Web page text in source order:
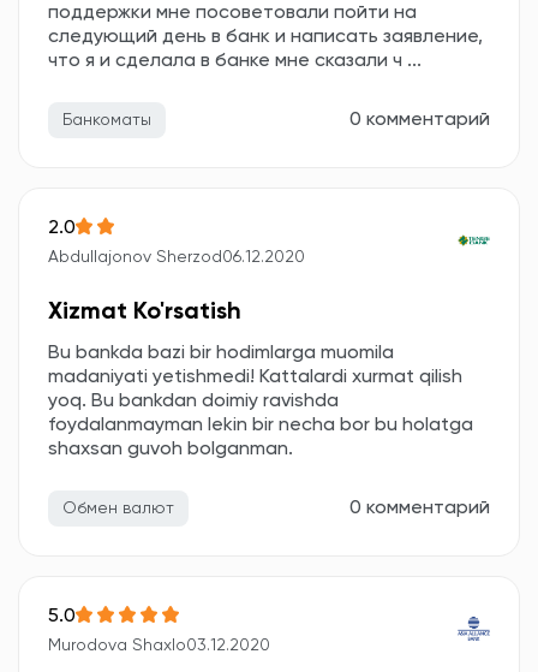
поддержки мне посоветовали пойти на
следующий день в банк и написать заявление,
что я и сделала в банке мне сказали ч ...
Банкоматы 0 комментарий
2.0
Abdullajonov Sherzod 06.12.2020
Xizmat Ko'rsatish
Bu bankda bazi bir hodimlarga muomila
madaniyati yetishmedi! Kattalardi xurmat qilish
yoq. Bu bankdan doimiy ravishda
foydalanmayman lekin bir necha bor bu holatga
shaxsan guvoh bolganman.
Обмен валют 0 комментарий
5.0
Murodova Shaxlo03.12.2020